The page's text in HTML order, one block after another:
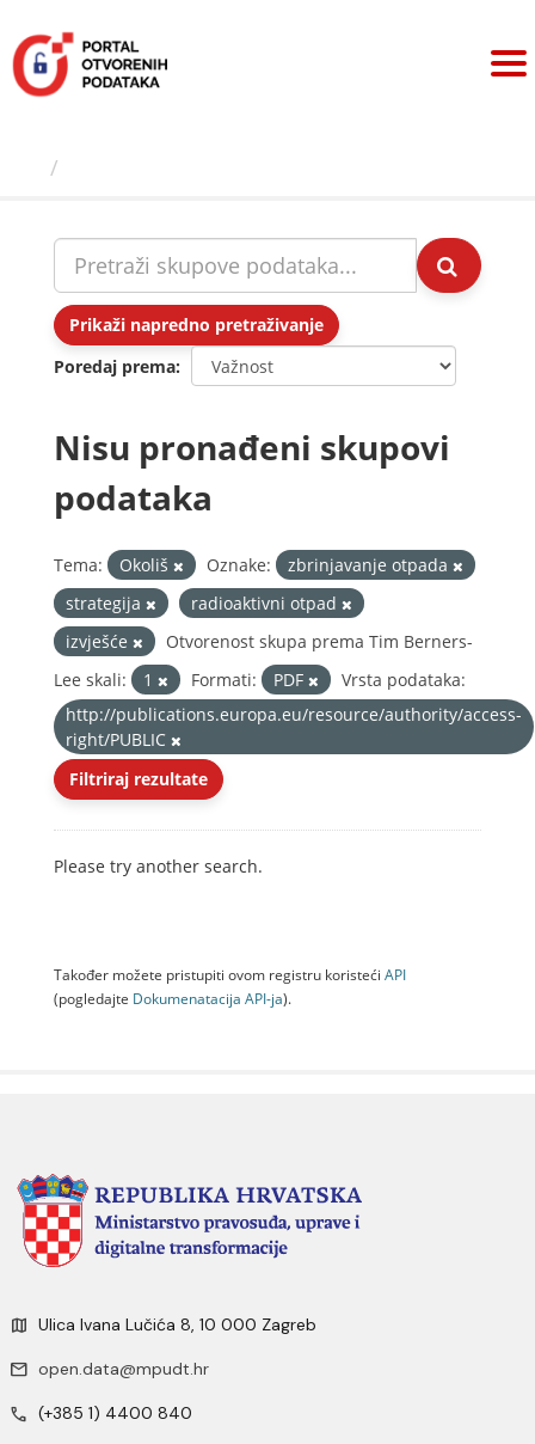
sadržaj
Prikaži napredno pretraživanje
Poredaj prema
Nisu pronađeni skupovi
podataka
Tema: Okoliš Oznake:
zbrinjavanje otpada
strategija
radioaktivni otpad
izvješće
Otvorenost skupa prema Tim Berners-
Lee skali:
1 Formati: PDF
Vrsta podataka:
http://publications.europa.eu/resource/authority/access-
right/PUBLIC
Filtriraj rezultate
Please try another search.
Također možete pristupiti ovom registru koristeći API
(pogledajte Dokumenаtаcijа API-jа).